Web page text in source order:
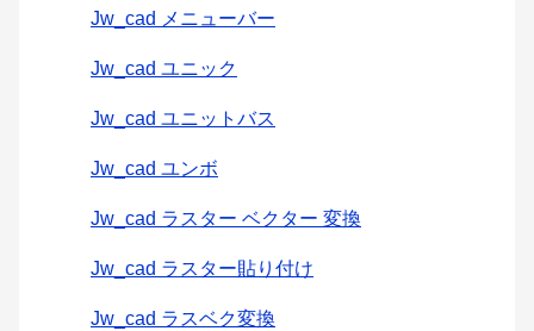
Jw_cad メニューバー
Jw_cad ユニック
Jw_cad ユニットバス
Jw_cad ユンボ
Jw_cad ラスター ベクター 変換
Jw_cad ラスター貼り付け
Jw_cad ラスベク変換